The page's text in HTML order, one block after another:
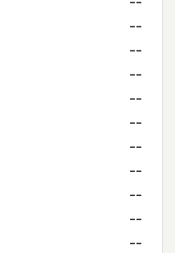
--
--
--
--
--
--
--
--
--
--